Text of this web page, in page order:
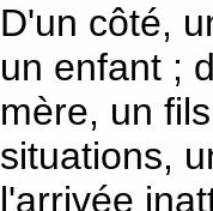
D'un côté,
un enfant ;
mère, un
situations,
l'arrivée